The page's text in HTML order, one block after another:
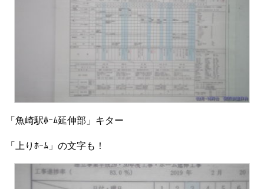
「魚崎駅ﾎｰﾑ延伸部」キター
「上りﾎｰﾑ」の文字も！